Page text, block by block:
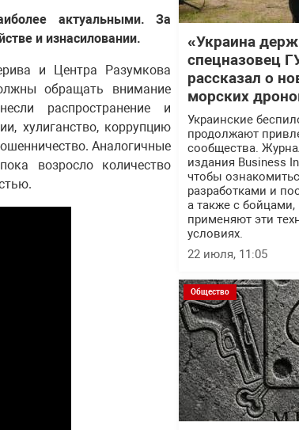
актуальными. За
и изнасиловании.
и Центра Разумкова
обращать внимание
распространение и
хулиганство, коррупцию
Аналогичные
возросло количество
«Украина
спецназовец
рассказал о
морских
Украинские
продолжают
сообщества.
издания Business
чтобы
разработками и
а также с
применяют эти
условиях.
22 июля, 11:05
Общество